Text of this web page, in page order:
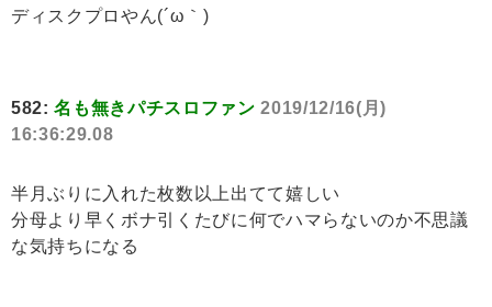
ディスクプロやん(´ω｀)
582:名も無きパチスロファン 2019/12/16(月)
16:36:29.08
半月ぶりに入れた枚数以上出てて嬉しい
分母より早くボナ引くたびに何でハマらないのか不思議
な気持ちになる